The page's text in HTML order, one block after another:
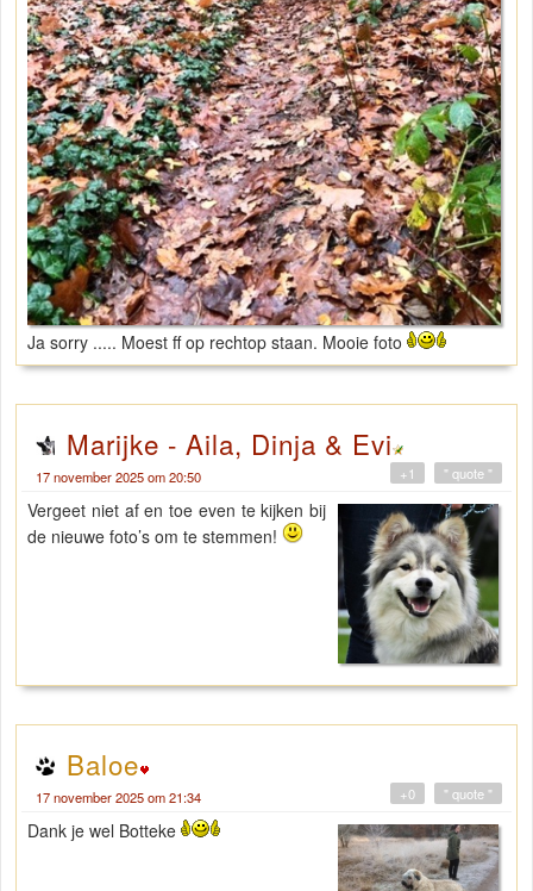
Ja sorry ..... Moest ff op rechtop staan. Mooie foto
Marijke - Aila, Dinja & Evi
17 november 2025 om 20:50 " quote "
+1
Vergeet niet af en toe even te kijken bij
de nieuwe foto’s om te stemmen!
Baloe
17 november 2025 om 21:34 " quote "
+0
Dank je wel Botteke